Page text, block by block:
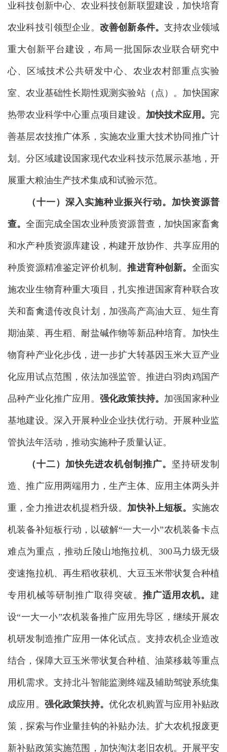
业科技创新中心、农业科技创新联盟建设，加快培育
农业科技引领型企业。 改善创新条件。支持农业领域
重大创新平台建设，布局一批国际农业联合研究中
心、区域技术公共研发中心、农业农村部重点实验
室、农业基础性长期性观测实验站（点）。加快国家
热带农业科学中心重点项目建设。 加快技术应用。 完
善基层农技推广体系，实施农业重大技术协同推广计
划。分区域建设国家现代农业科技示范展示基地，开
展重大粮油生产技术集成和试验示范。
（十一）深入实施种业振兴行动。 加快资源普
查。全面完成全国农业种质资源普查，加快国家畜禽
和水产种质资源库建设，构建开放协作、共享应用的
种质资源精准鉴定评价机制。推进育种创新。 全面实
施农业生物育种重大项目，扎实推进国家育种联合攻
关和畜禽遗传改良计划，加强高产高油大豆、短生育
期油菜、再生稻、耐盐碱作物等新品种培育。加快生
物育种产业化步伐，进一步扩大转基因玉米大豆产业
化应用试点范围，依法加强监管。推进白羽肉鸡国产
品种产业化推广应用。 强化政策扶持。 加强国家种业
基地建设。深入开展种业企业扶优行动。开展种业监
管执法年活动，推动实施种子质量认证。
（十二）加快先进农机创制推广。 坚持研发制
造、推广应用两端用力，生产主体、应用主体两头并
重，全力推进农机提档升级。 加快补上短板。 实施农
机装备补短板行动，以破解“一大一小”农机装备卡点
难点为重点，推动丘陵山地拖拉机、300马力级无级
变速拖拉机、再生稻收获机、大豆玉米带状复合种植
专用机械等研制推广取得突破。 推广适用农机。建
设“一大一小”农机装备推广应用先导区，继续开展农
机研发制造推广应用一体化试点。支持农机企业造改
结合，保障大豆玉米带状复合种植、油菜移栽等重点
用机需求。支持北斗智能监测终端及辅助驾驶系统集
成应用。 强化政策扶持。优化农机购置与应用补贴政
策，探索与作业量挂钩的补贴办法。扩大农机报废更
新补贴政策实施范围，加快淘汰老旧农机。开展平安